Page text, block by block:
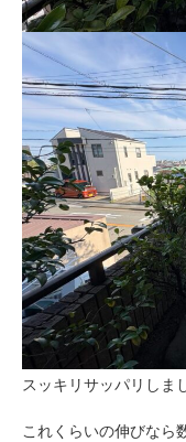
スッキリサッパリしま
これくらいの伸びなら